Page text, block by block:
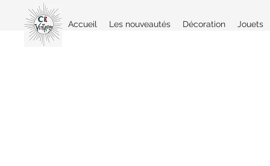
Accueil Les nouveautés Décoration Jouets